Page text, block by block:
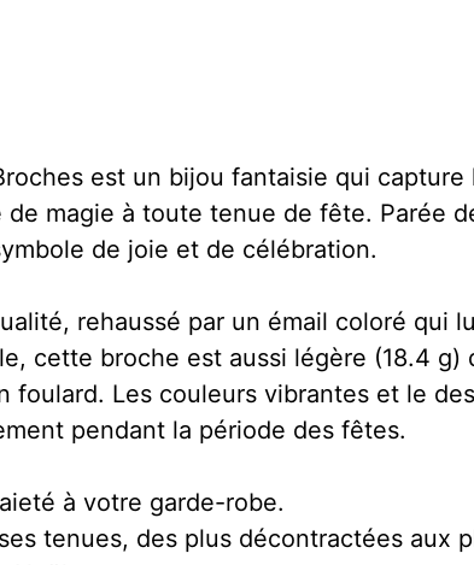
est un bijou fantaisie qui
magie à toute tenue de fête. Parée
de joie et de célébration.
rehaussé par un émail coloré qui
cette broche est aussi légère (18.4 g)
foulard. Les couleurs vibrantes et le
pendant la période des fêtes.
à votre garde-robe.
tenues, des plus décontractées aux